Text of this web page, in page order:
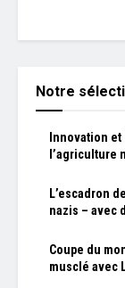
Notre
Innovation
l’agriculture
L’escadron
nazis – avec
Coupe du
musclé avec